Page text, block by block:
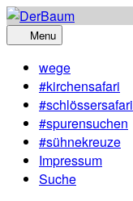
Skip
to
Menu
wege
#kirchensafari
#schlössersafari
#spurensuchen
#sühnekreuze
Impressum
Suche